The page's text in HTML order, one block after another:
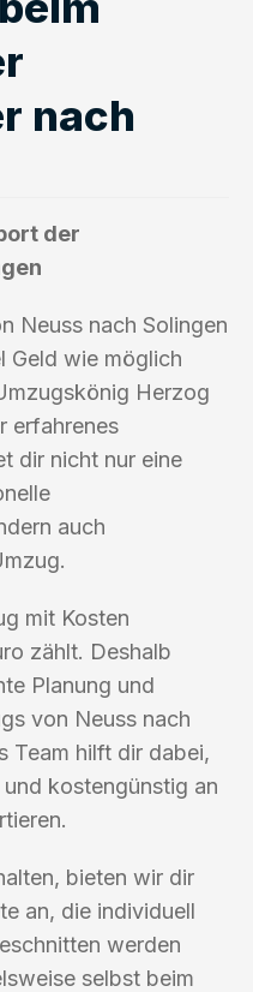
nach
der
Neuss nach Solingen
Geld wie möglich
Herzog
erfahrenes
dir nicht nur eine
auch
mit Kosten
zählt. Deshalb
Planung und
von Neuss nach
Team hilft dir dabei,
kostengünstig an
bieten wir dir
an, die individuell
werden
selbst beim